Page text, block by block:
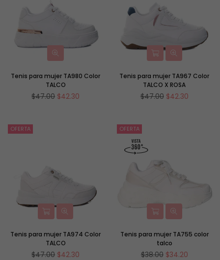
Tenis para mujer TA980 Color
TALCO
Precio
$47.00 $42.30
Tenis para mujer TA967 Color
TALCO X ROSA
Precio
$47.00 $42.30
OFERTA
Tenis para mujer TA974 Color
TALCO
Precio
$47.00 $42.30
OFERTA
Tenis para mujer TA755 color
talco
Precio
$38.00 $34.20